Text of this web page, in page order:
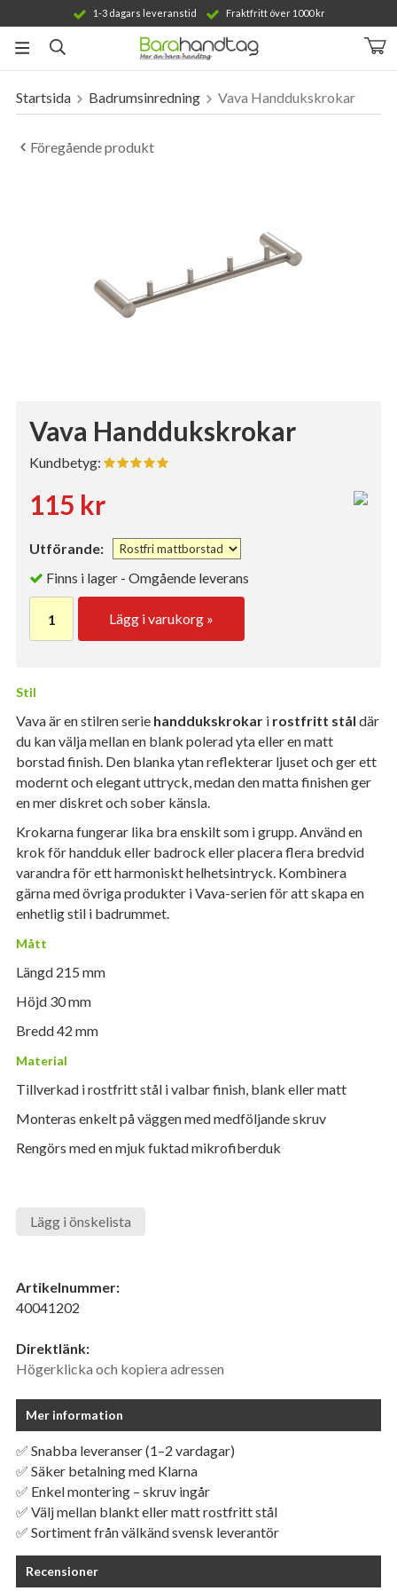
1-3 dagars leveranstid Fraktfritt över 1000 kr
Produkten har blivit tillagd i varukorgen
Startsida Badrumsinredning Vava Handdukskrokar
Föregående produkt
Vava Handdukskrokar
Kundbetyg:
115 kr
Utförande:
Finns i lager - Omgående leverans
Lägg i varukorg »
Stil
Vava är en stilren serie handdukskrokar i rostfritt stål där
du kan välja mellan en blank polerad yta eller en matt
borstad finish. Den blanka ytan reflekterar ljuset och ger ett
modernt och elegant uttryck, medan den matta finishen ger
en mer diskret och sober känsla.
Krokarna fungerar lika bra enskilt som i grupp. Använd en
krok för handduk eller badrock eller placera flera bredvid
varandra för ett harmoniskt helhetsintryck. Kombinera
gärna med övriga produkter i Vava-serien för att skapa en
enhetlig stil i badrummet.
Mått
Längd 215 mm
Höjd 30 mm
Bredd 42 mm
Material
Tillverkad i rostfritt stål i valbar finish, blank eller matt
Monteras enkelt på väggen med medföljande skruv
Rengörs med en mjuk fuktad mikrofiberduk
Lägg i önskelista
Artikelnummer:
40041202
Direktlänk:
Högerklicka och kopiera adressen
Mer information
✅ Snabba leveranser (1–2 vardagar)
✅ Säker betalning med Klarna
✅ Enkel montering – skruv ingår
✅ Välj mellan blankt eller matt rostfritt stål
✅ Sortiment från välkänd svensk leverantör
Recensioner